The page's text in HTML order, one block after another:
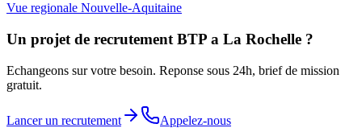
Vue regionale Nouvelle-Aquitaine
Un projet de recrutement BTP a La Rochelle ?
Echangeons sur votre besoin. Reponse sous 24h, brief de mission
gratuit.
Lancer un recrutement Appelez-nous